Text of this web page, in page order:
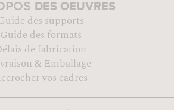
DES OEUVRES
des supports
Guide des formats
de fabrication
& Emballage
vos cadres